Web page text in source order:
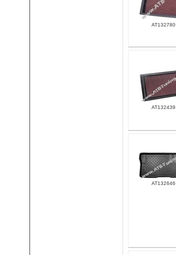
AT132780
AT132439
AT132646